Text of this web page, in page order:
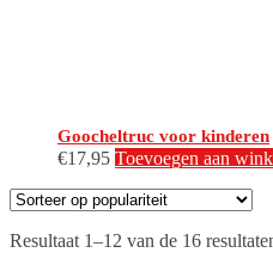
Goocheltruc voor kinderen
€17,95 Toevoegen aan
Resultaat 1–12 van de 16